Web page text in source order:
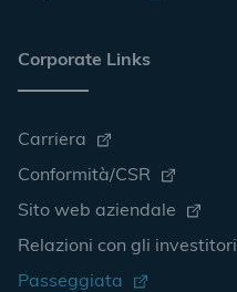
Corporate Links
Carriera
Conformità/CSR
Sito web aziendale
Relazioni con gli investitori
Passeggiata